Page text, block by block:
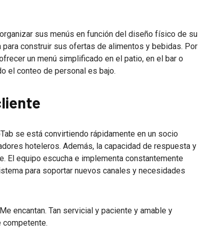
sus menús en función del diseño físico de su
construir sus ofertas de alimentos y bebidas. Por
un menú simplificado en el patio, en el bar o
el conteo de personal es bajo.
se está convirtiendo rápidamente en un socio
hoteleros. Además, la capacidad de respuesta y
El equipo escucha e implementa constantemente
para soportar nuevos canales y necesidades
encantan. Tan servicial y paciente y amable y
competente.